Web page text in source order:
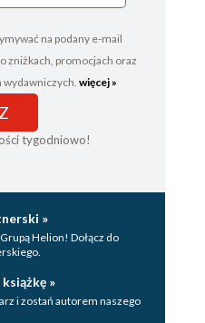
na podany e-mail
zniżkach, promocjach oraz
wydawniczych. więcej »
tygodniowo!
»
Helion! Dołącz do
»
i zostań autorem naszego